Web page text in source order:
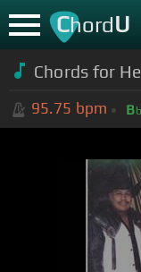
ChordU
Chords for
95.75 bpm Bb